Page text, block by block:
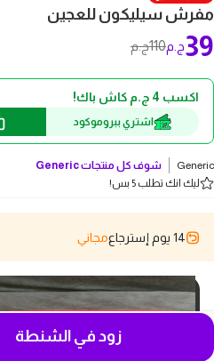
مفرش سيليكون للعجين
110ج.م 39ج.م
اكسب 4 ج.م كاش باك!
اشتري ببروموكود
Generic شوف كل منتجاتGeneric
ليك انك تطلب 5 بس!
14 يوم إسترجاع مجاني
زود في الشنطة